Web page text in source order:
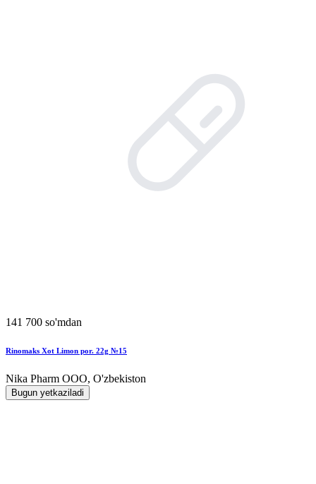
141 700 so'mdan
Rinomaks Xot Limon por. 22g №15
Nika Pharm ООО, O'zbekiston
Bugun yetkaziladi